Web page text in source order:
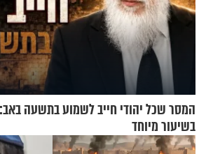
המסר שכל יהודי חייב לשמוע בתשעה
בשיעור מיוחד